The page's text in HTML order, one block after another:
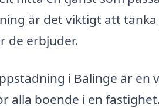
är det viktigt att
de erbjuder.
i Bälinge är en
alla boende i en